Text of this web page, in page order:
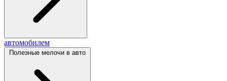
автомобилем
Полезные мелочи в авто